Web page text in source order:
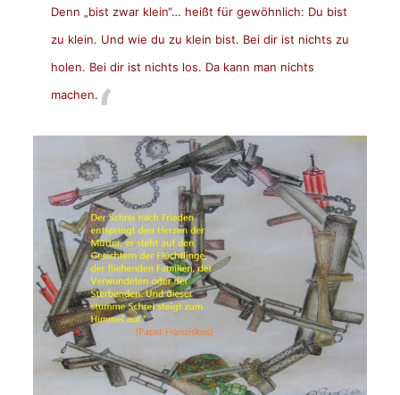
Denn „bist zwar klein“… heißt für gewöhnlich: Du bist
zu klein. Und wie du zu klein bist. Bei dir ist nichts zu
holen. Bei dir ist nichts los. Da kann man nichts
machen.